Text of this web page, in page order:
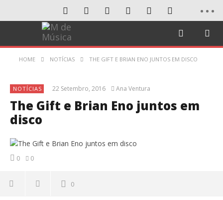
HOME NOTÍCIAS THE GIFT E BRIAN ENO JUNTOS EM DISCO
NOTÍCIAS 22 Setembro, 2016 Ana Ventura
The Gift e Brian Eno juntos em
disco
0 0
0